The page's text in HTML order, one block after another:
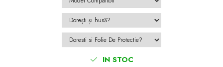
IN STOC